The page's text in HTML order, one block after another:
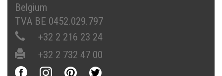
Belgium
TVA BE 0452.029.797
+32 2 216 23 24
+32 2 732 47 00